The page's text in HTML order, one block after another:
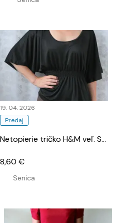
Predaj
19. 04. 2026
Netopierie tričko H&M veľ. S…
Senica
8,60 €